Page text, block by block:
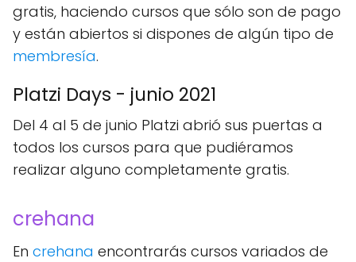
gratis, haciendo cursos que sólo son de pago
y están abiertos si dispones de algún tipo de
membresía.
Platzi Days - junio 2021
Del 4 al 5 de junio Platzi abrió sus puertas a
todos los cursos para que pudiéramos
realizar alguno completamente gratis.
crehana
En crehana encontrarás cursos variados de